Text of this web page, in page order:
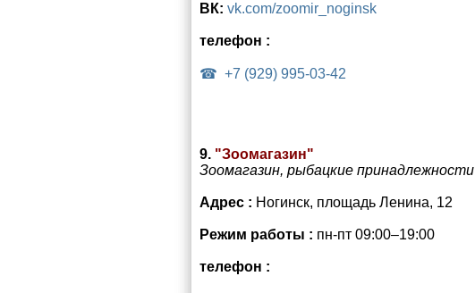
ВК: vk.com/zoomir_noginsk
телефон :
+7 (929) 995-03-42
9. "Зоомагазин"
Зоомагазин, рыбацкие принадлежности
Адрес : Ногинск, площадь Ленина, 12
Режим работы : пн-пт 09:00–19:00
телефон :